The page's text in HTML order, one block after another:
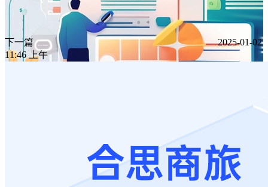
下一篇
2025-01-02
11:46 上午